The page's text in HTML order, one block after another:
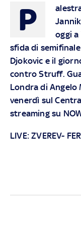
P
oggi
sfida di
Djokovic e il
contro Struff.
Londra di Angelo
venerdì sul
streaming su
LIVE:ZVEREV-